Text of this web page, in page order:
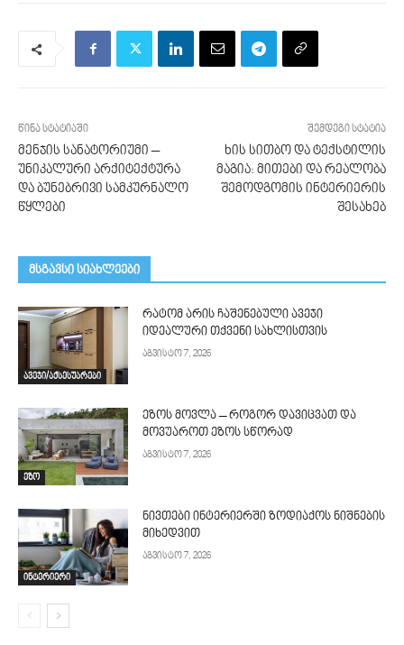
წინა სტატიაში
მენჯის სანატორიუმი –
უნიკალური არქიტექტურა
და ბუნებრივი სამკურნალო
წყლები
შემდეგი სტატია
ხის სითბო და ტექსტილის
მაგია: მითები და რეალობა
შემოდგომის ინტერიერის
შესახებ
მსგავსი სიახლეები
ავეჯი/აქსესუარები
რატომ არის ჩაშენებული ავეჯი
იდეალური თქვენი სახლისთვის
აგვისტო 7, 2026
ეზო
ეზოს მოვლა – როგორ დავიცვათ და
მოვუაროთ ეზოს სწორად
აგვისტო 7, 2026
ინტერიერი
ნივთები ინტერიერში ზოდიაქოს ნიშნების
მიხედვით
აგვისტო 7, 2026